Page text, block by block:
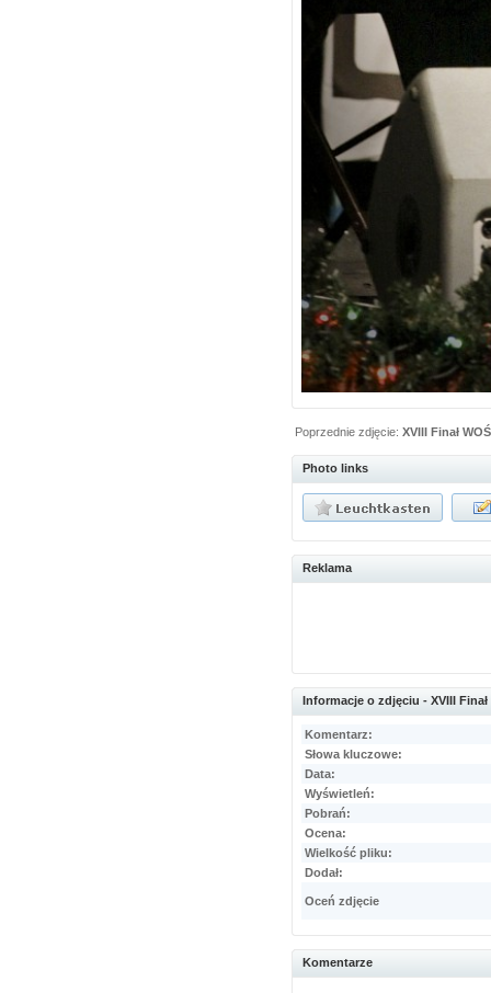
Poprzednie zdjęcie:XVIII Finał
Photo links
Reklama
Informacje o zdjęciu - XVIII
Komentarz:
Słowa kluczowe:
Data:
Wyświetleń:
Pobrań:
Ocena:
Wielkość pliku:
Dodał:
Oceń zdjęcie
Komentarze